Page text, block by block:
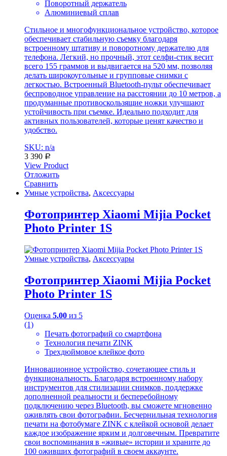
Поворотный держатель
Алюминиевый сплав
Стильное и многофункциональное устройство, которое
обеспечивает стабильную съемку благодаря
встроенному штативу и поворотному держателю для
телефона. Легкий, но прочный, этот селфи-стик весит
всего 155 граммов и выдвигается на 520 мм, позволяя
делать широкоугольные и групповые снимки с
легкостью. Встроенный Bluetooth-пульт обеспечивает
беспроводное управление на расстоянии до 10 метров, а
продуманные противоскользящие ножки улучшают
устойчивость при съемке. Идеально подходит для
активных пользователей, которые ценят качество и
удобство.
SKU: n/a
3 390 Р
View Product
Отложить
Сравнить
Умные устройства, Аксессуары
Фотопринтер Xiaomi Mijia Pocket
Photo Printer 1S
Умные устройства, Аксессуары
Фотопринтер Xiaomi Mijia Pocket
Photo Printer 1S
Оценка 5.00 из 5
(1)
Печать фотографий со смартфона
Технология печати ZINK
Трехдюймовое клейкое фото
Инновационное устройство, сочетающее стиль и
функциональность. Благодаря встроенному набору
инструментов для стилизации снимков, поддержке
дополненной реальности и бесперебойному
подключению через Bluetooth, вы сможете мгновенно
оживлять свои фотографии. Бесчернильная технология
печати на фотобумаге ZINK с клейкой основой делает
каждое изображение ярким и долговечным. Превратите
свои воспоминания в «живые» истории и храните до
100 оживших фотографий в своем аккаунте.